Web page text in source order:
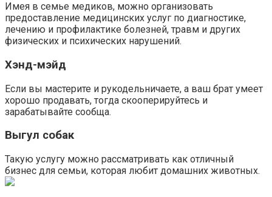
Имея в семье медиков, можно организовать
предоставление медицинских услуг по диагностике,
лечению и профилактике болезней, травм и других
физических и психических нарушений.
Хэнд-мэйд
Если вы мастерите и рукодельничаете, а ваш брат умеет
хорошо продавать, тогда скооперируйтесь и
зарабатывайте сообща.
Выгул собак
Такую услугу можно рассматривать как отличный
бизнес для семьи, которая любит домашних животных.